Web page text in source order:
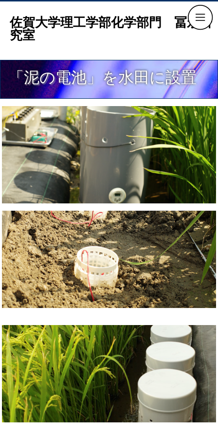
佐賀大学理工学部化学部門 冨永研
究室
「泥の電池」を水田に設置